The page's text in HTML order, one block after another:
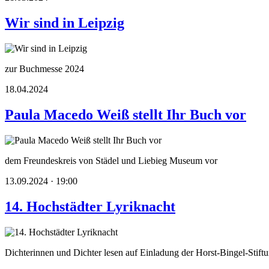
Wir sind in Leipzig
zur Buchmesse 2024
18.04.2024
Paula Macedo Weiß stellt Ihr Buch vor
dem Freundeskreis von Städel und Liebieg Museum vor
13.09.2024 · 19:00
14. Hochstädter Lyriknacht
Dichterinnen und Dichter lesen auf Einladung der Horst-Bingel-